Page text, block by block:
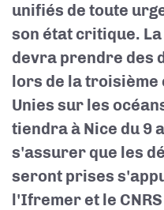
unifiés de toute
son état critique.
devra prendre des
lors de la troisième
Unies sur les
tiendra à Nice du 9
s'assurer que les
seront prises
l'Ifremer et le